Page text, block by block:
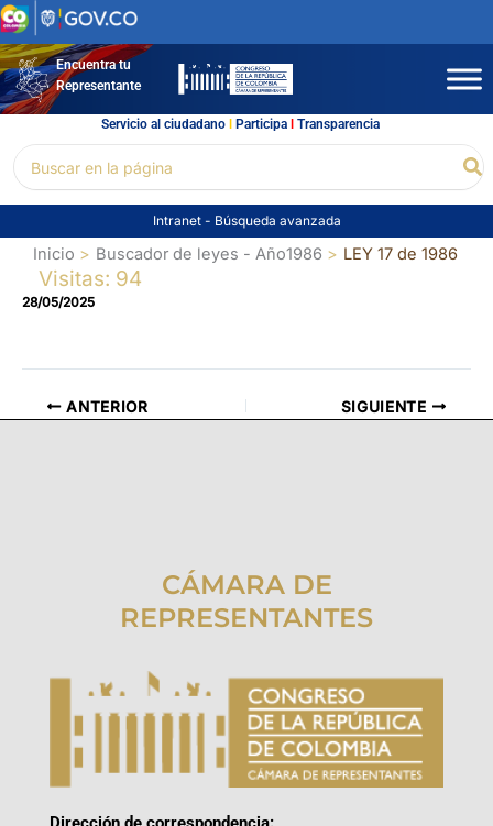
Ir
al
contenidoEncuentra tu
Representante
Servicio al ciudadano l Participal Transparencia
por:
Intranet - Búsqueda avanzada
Inicio Buscador de leyes - Año1986 LEY 17 de 1986
Visitas: 94
28/05/2025
ANTERIOR SIGUIENTE
CÁMARA DE
REPRESENTANTES